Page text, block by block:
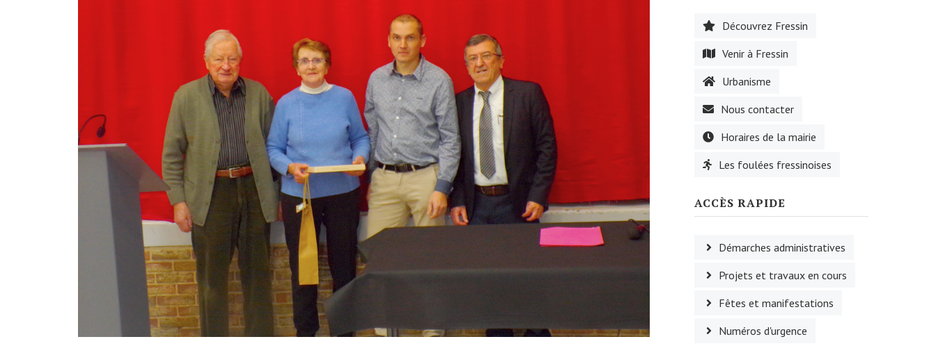
Découvrez Fressin
Venir à Fressin
Urbanisme
Nous contacter
Horaires de la mairie
Les foulées fressinoises
ACCÈS RAPIDE
Démarches administratives
Projets et travaux en cours
Fêtes et manifestations
Numéros d'urgence